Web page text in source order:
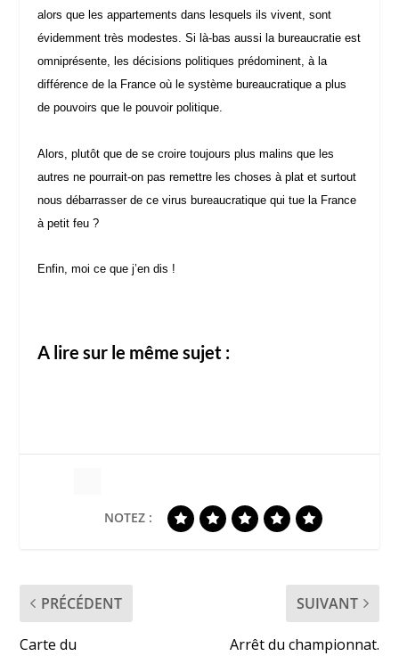
alors que les appartements dans lesquels ils vivent, sont
évidemment très modestes. Si là-bas aussi la bureaucratie est
omniprésente, les décisions politiques prédominent, à la
différence de la France où le système bureaucratique a plus
de pouvoirs que le pouvoir politique.
Alors, plutôt que de se croire toujours plus malins que les
autres ne pourrait-on pas remettre les choses à plat et surtout
nous débarrasser de ce virus bureaucratique qui tue la France
à petit feu ?
Enfin, moi ce que j’en dis !
A lire sur le même sujet :
NOTEZ :
PRÉCÉDENT
Carte du
SUIVANT
Arrêt du championnat.